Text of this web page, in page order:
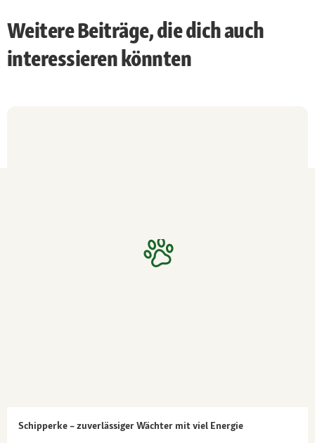
Weitere Beiträge, die dich auch
interessieren könnten
Schipperke – zuverlässiger Wächter mit viel Energie